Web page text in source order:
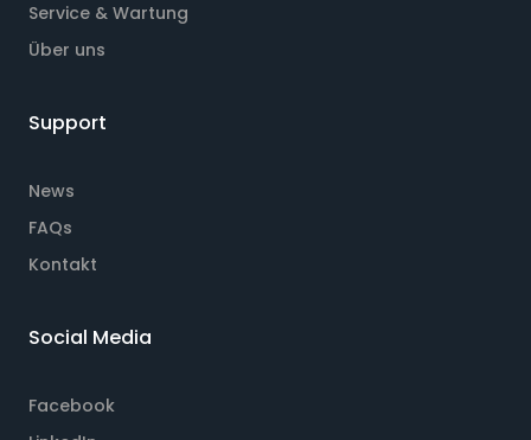
Service & Wartung
Über uns
Support
News
FAQs
Kontakt
Social Media
Facebook